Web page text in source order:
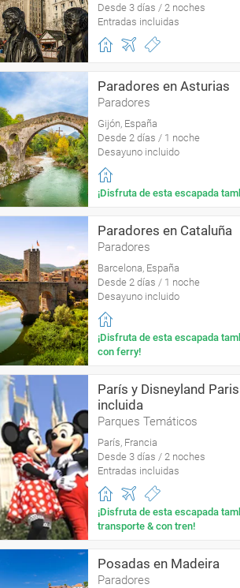
Desde 3 días / 2 noches
Entradas incluidas
Paradores en Asturias
Paradores
Gijón, España
Desde 2 días / 1 noche
Desayuno incluido
¡Disfruta de esta escapada
Paradores en Cataluña
Paradores
Barcelona, España
Desde 2 días / 1 noche
Desayuno incluido
¡Disfruta de esta escapada
con ferry!
París y Disneyland
incluida
Parques Temáticos
París, Francia
Desde 3 días / 2 noches
Entradas incluidas
¡Disfruta de esta escapada
transporte & con tren!
Posadas en Madeira
Paradores